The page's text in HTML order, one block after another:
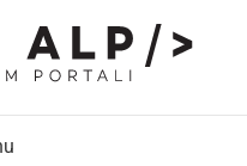
Blog –